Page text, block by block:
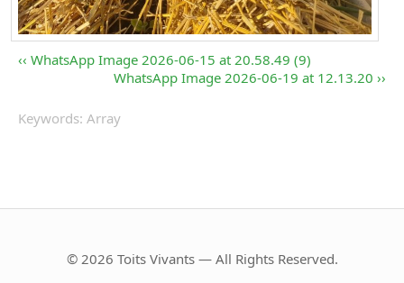
WhatsApp Image 2026-06-15 at 20.58.49 (9)
WhatsApp Image 2026-06-19 at 12.13.20
Keywords: Array
© 2026 Toits Vivants — All Rights Reserved.